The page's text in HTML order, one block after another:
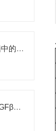
Cell:研究解密面孔在大脑中的编码
小鼠转化生长因子β2（TGFβ2）ELISA试剂盒